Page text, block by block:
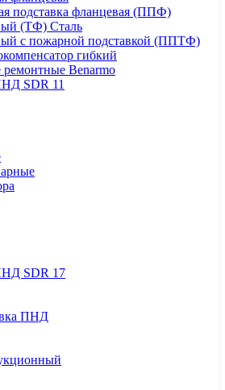
подставка фланцевая (ППФ)
(ТФ) Сталь
с пожарной подставкой (ППТФ)
гибкий
Benarmo
SDR 11
SDR 17
ПНД